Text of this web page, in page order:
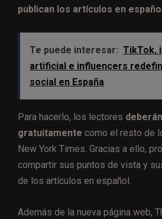
publican los artículos en
Te puede interesar: TikTok,
artificial e influencers
social en España
Para hacerlo, los lectores
gratuitamente como el resto de
New York Times. Gracias a ello,
compartir sus puntos de vista y
de los artículos en español.
Además de la nueva página web,